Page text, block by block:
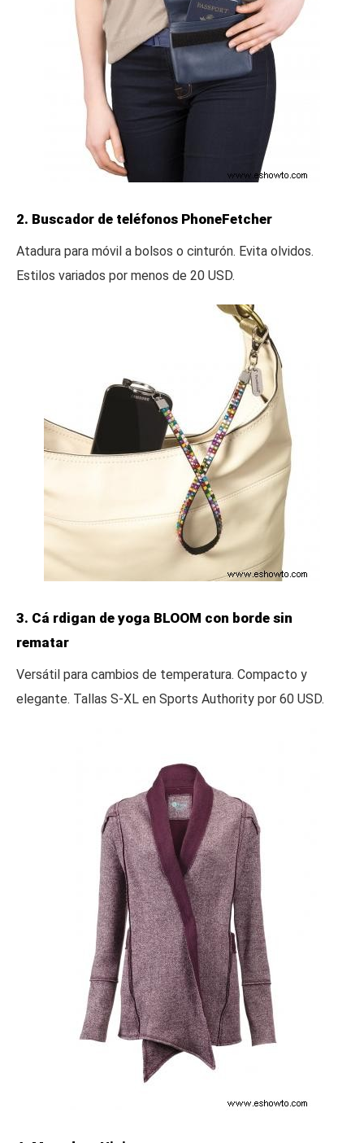
2. Buscador de teléfonos PhoneFetcher
Atadura para móvil a bolsos o cinturón. Evita olvidos.
Estilos variados por menos de 20 USD.
3. Cá rdigan de yoga BLOOM con borde sin
rematar
Versátil para cambios de temperatura. Compacto y
elegante. Tallas S-XL en Sports Authority por 60 USD.